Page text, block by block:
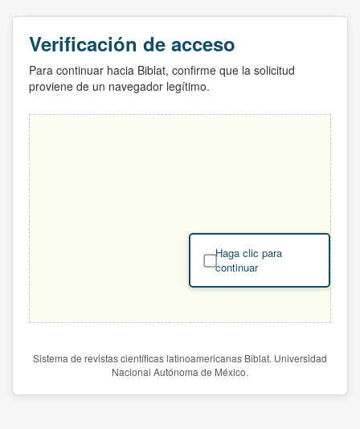
Verificación de acceso
Para continuar hacia Biblat, confirme que la solicitud
proviene de un navegador legítimo.
Haga clic para
continuar
Sistema de revistas científicas latinoamericanas Biblat. Universidad
Nacional Autónoma de México.